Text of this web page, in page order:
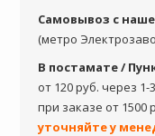
Самовывоз с
(метро
В постамате /
от 120 руб. через 1-
при заказе от 1500
уточняйте у